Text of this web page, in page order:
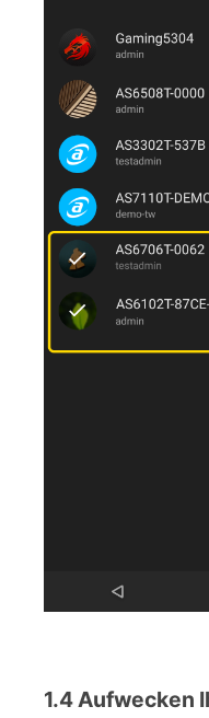
1.4 Aufwecken